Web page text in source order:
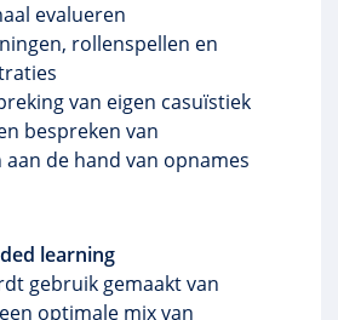
evalueren
rollenspellen en
van eigen casuïstiek
bespreken van
aan de hand van opnames
learning
gebruik gemaakt van
optimale mix van